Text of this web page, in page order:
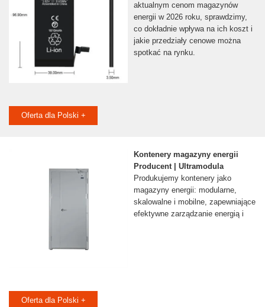
aktualnym cenom magazynów
energii w 2026 roku, sprawdzimy,
co dokładnie wpływa na ich koszt i
jakie przedziały cenowe można
spotkać na rynku.
Oferta dla Polski +
Kontenery magazyny energii
Producent | Ultramodula
Produkujemy kontenery jako
magazyny energii: modularne,
skalowalne i mobilne, zapewniające
efektywne zarządzanie energią i
Oferta dla Polski +